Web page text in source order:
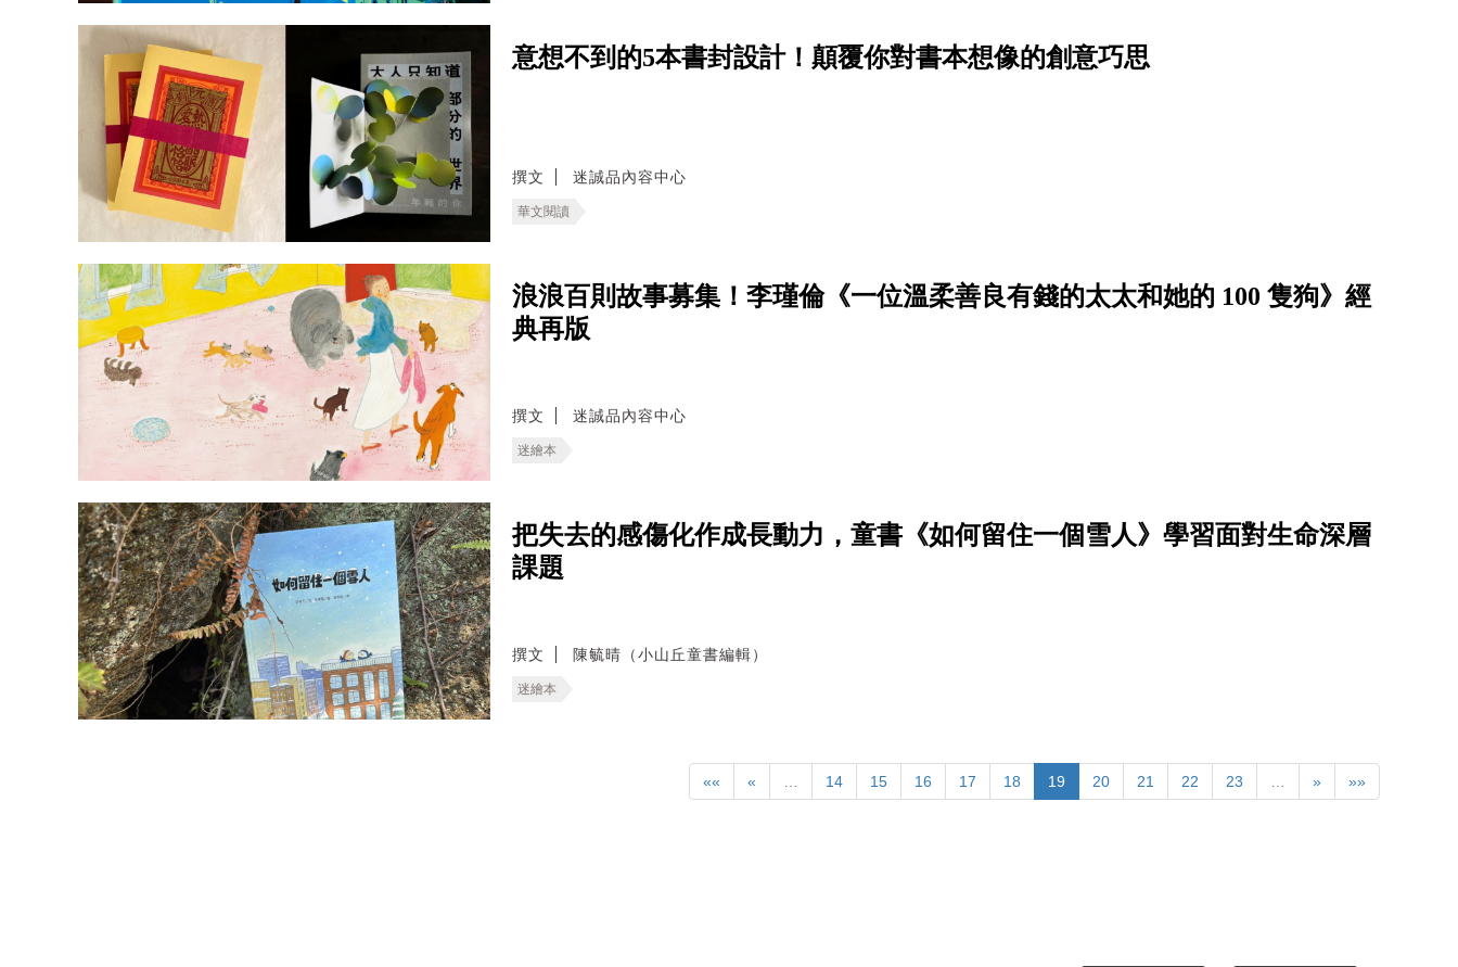
意想不到的5本書封設計！顛覆你對書本想像的創意巧思
撰文 迷誠品內容中心
華文閱讀
浪浪百則故事募集！李瑾倫《一位溫柔善良有錢的太太和她的 100 隻狗》經
典再版
撰文 迷誠品內容中心
迷繪本
把失去的感傷化作成長動力，童書《如何留住一個雪人》學習面對生命深層
課題
撰文 陳毓晴（小山丘童書編輯）
迷繪本
«« « … 14 15 16 17 18 19 20 21 22 23 … » »»